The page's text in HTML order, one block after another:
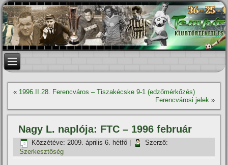
« 1996.II.28. Ferencváros – Tiszakécske 9-1 (edzőmérkőzés)
Ferencvárosi jelek»
Nagy L. naplója: FTC – 1996 február
Közzétéve: 2009. április 6. hétfő
Szerző:
Szerkesztőség